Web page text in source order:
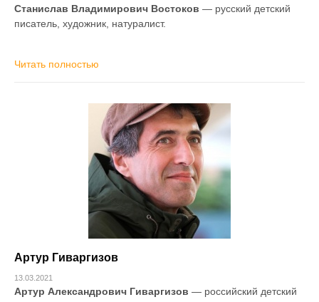
Станислав Владимирович Востоков — русский детский
писатель, художник, натуралист.
Читать полностью
Артур Гиваргизов
13.03.2021
Артур Александрович Гиваргизов — российский детский